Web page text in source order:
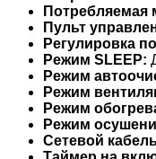
Потребляемая
Пульт
Регулировка
Режим SLEEP:
Режим
Режим
Режим
Режим
Сетевой